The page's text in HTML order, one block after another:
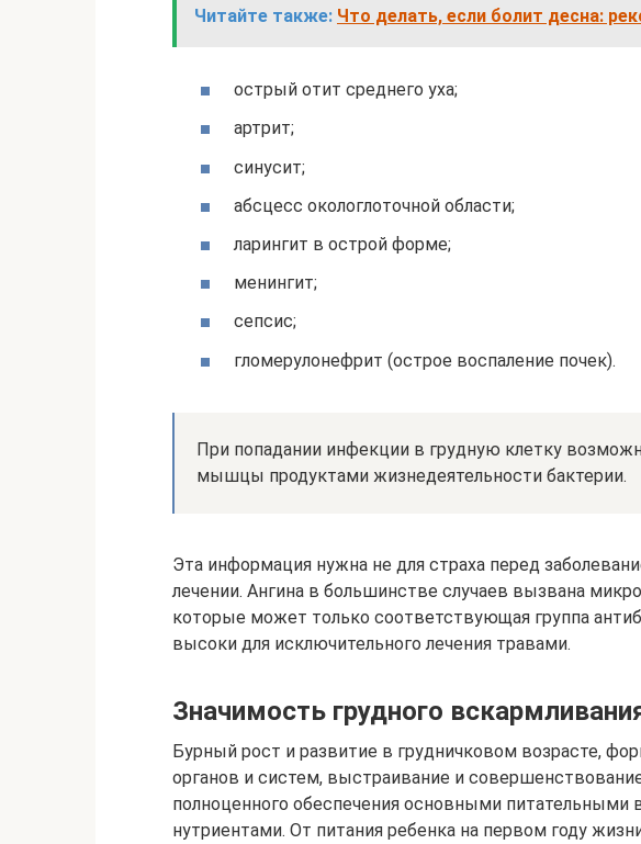
Читайте также: Что делать, если болит десна:
острый отит среднего уха;
артрит;
синусит;
абсцесс окологлоточной области;
ларингит в острой форме;
менингит;
сепсис;
гломерулонефрит (острое воспаление почек).
При попадании инфекции в грудную клетку
мышцы продуктами жизнедеятельности бактерии.
Эта информация нужна не для страха перед
лечении. Ангина в большинстве случаев вызвана
которые может только соответствующая группа
высоки для исключительного лечения травами.
Значимость грудного
Бурный рост и развитие в грудничковом возрасте,
органов и систем, выстраивание и
полноценного обеспечения основными питательными
нутриентами. От питания ребенка на первом году